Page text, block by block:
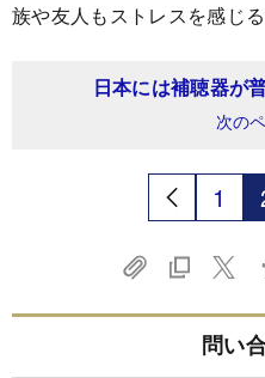
族や友人もストレスを感じる
日本には補聴器が
次の
1
問い